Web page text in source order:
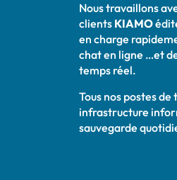
Nous travaillons
clients KIAMO
en charge
chat en ligne …et
temps réel.
Tous nos postes
infrastructure
sauvegarde